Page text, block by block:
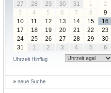
27 28 29 30 31 1
2
3
4 5 6 7 8
9
10
11 12 13 14 15
16
17
18 19 20 21 22
23
24
25 26 27 28 29
30
31
1 2 3 4 5 6
Uhrzeit Hinflug
» neue Suche